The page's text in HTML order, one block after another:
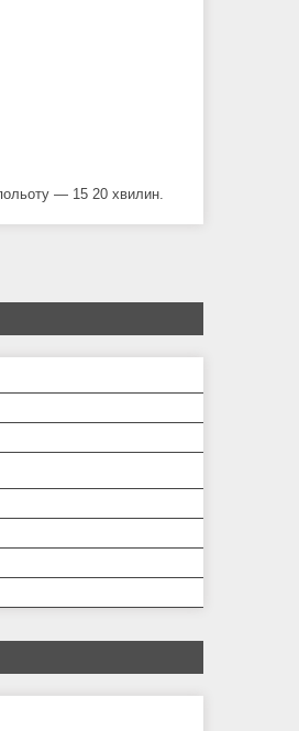
— 15 20 хвилин.